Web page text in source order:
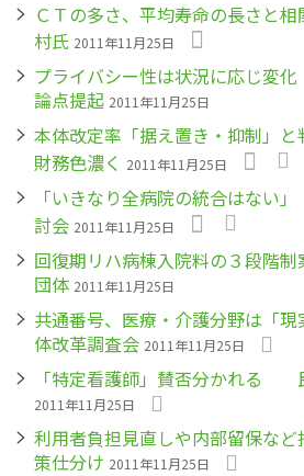
ＣＴの多さ、平均寿命の長さ
村氏 2011年11月25日
プライバシー性は状況に応じ
論点提起 2011年11月25日
本体改定率「据え置き・抑制」
財務色濃く 2011年11月25日
「いきなり全病院の統合はな
討会 2011年11月25日
回復期リハ病棟入院料の３段
団体 2011年11月25日
共通番号、医療・介護分野は
体改革調査会 2011年11月25日
「特定看護師」賛否分かれる
2011年11月25日
利用者負担見直しや内部留保
策仕分け 2011年11月25日